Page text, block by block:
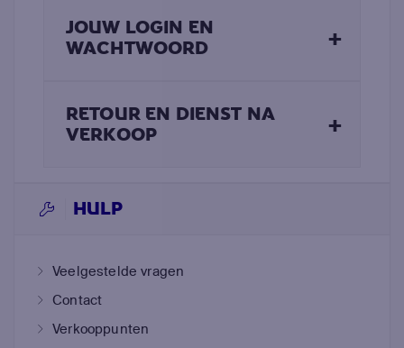
JOUW LOGIN EN
WACHTWOORD
+
RETOUR EN DIENST NA
VERKOOP
+
HULP
Veelgestelde vragen
Contact
Verkooppunten